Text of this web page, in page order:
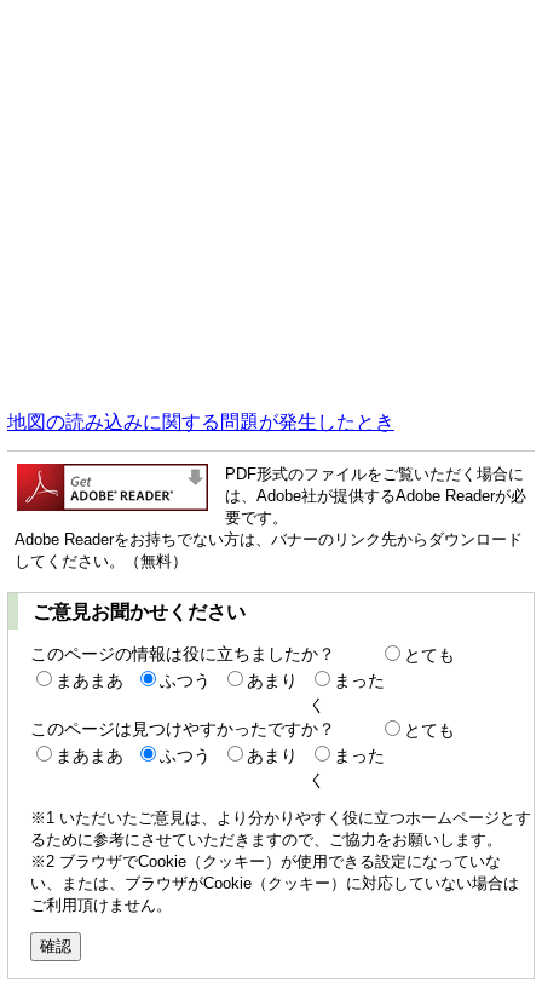
地図の読み込みに関する問題が発生したとき
PDF形式のファイルをご覧いただく場合に
は、Adobe社が提供するAdobe Readerが必
要です。
Adobe Readerをお持ちでない方は、バナーのリンク先からダウンロード
してください。（無料）
ご意見お聞かせください
このページの情報は役に立ちましたか？
とても
まあまあ
ふつう あまり
まった
く
このページは見つけやすかったですか？
とても
まあまあ
ふつう あまり
まった
く
※1 いただいたご意見は、より分かりやすく役に立つホームページとす
るために参考にさせていただきますので、ご協力をお願いします。
※2 ブラウザでCookie（クッキー）が使用できる設定になっていな
い、または、ブラウザがCookie（クッキー）に対応していない場合は
ご利用頂けません。